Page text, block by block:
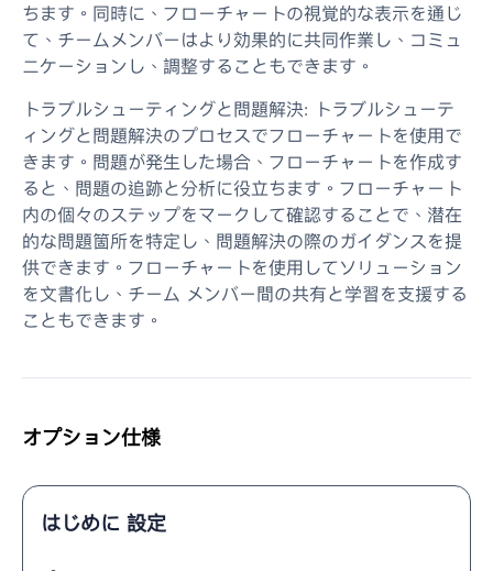
ちます。同時に、フローチャートの視覚的な表示を通じ
て、チームメンバーはより効果的に共同作業し、コミュ
ニケーションし、調整することもできます。
トラブルシューティングと問題解決: トラブルシューテ
ィングと問題解決のプロセスでフローチャートを使用で
きます。問題が発生した場合、フローチャートを作成す
ると、問題の追跡と分析に役立ちます。フローチャート
内の個々のステップをマークして確認することで、潜在
的な問題箇所を特定し、問題解決の際のガイダンスを提
供できます。フローチャートを使用してソリューション
を文書化し、チーム メンバー間の共有と学習を支援する
こともできます。
オプション仕様
はじめに 設定